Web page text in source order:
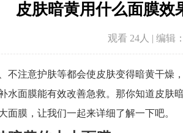
皮肤暗黄用什么面膜效
观看 24 人 | 编辑
不注意护肤等都会使皮肤变得暗黄干燥
水面膜能有效改善急救。那你知道皮肤
面膜，让我们一起来详细了解一下吧。